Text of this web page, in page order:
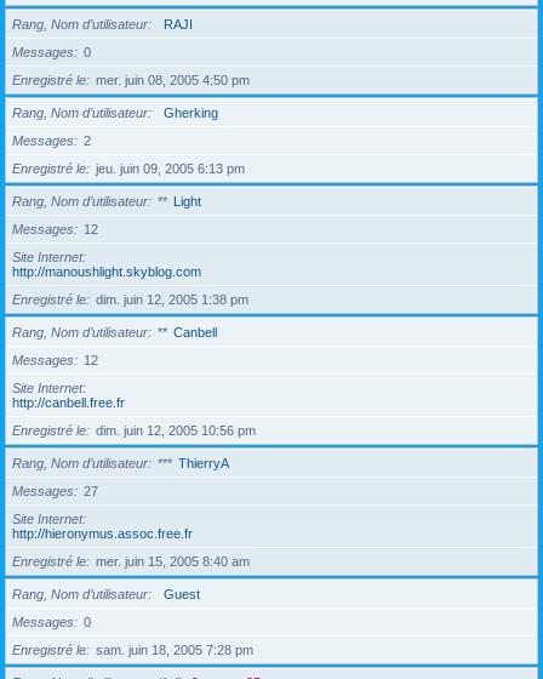
Rang, Nom d’utilisateur
RAJI
Messages
0
Enregistré le
mer. juin 08, 2005 4:50 pm
Rang, Nom d’utilisateur
Gherking
Messages
2
Enregistré le
jeu. juin 09, 2005 6:13 pm
Rang, Nom d’utilisateur ** Light
Messages
12
Site Internet
http://manoushlight.skyblog.com
Enregistré le
dim. juin 12, 2005 1:38 pm
Rang, Nom d’utilisateur ** Canbell
Messages
12
Site Internet
http://canbell.free.fr
Enregistré le
dim. juin 12, 2005 10:56 pm
Rang, Nom d’utilisateur *** ThierryA
Messages
27
Site Internet
http://hieronymus.assoc.free.fr
Enregistré le
mer. juin 15, 2005 8:40 am
Rang, Nom d’utilisateur
Guest
Messages
0
Enregistré le
sam. juin 18, 2005 7:28 pm